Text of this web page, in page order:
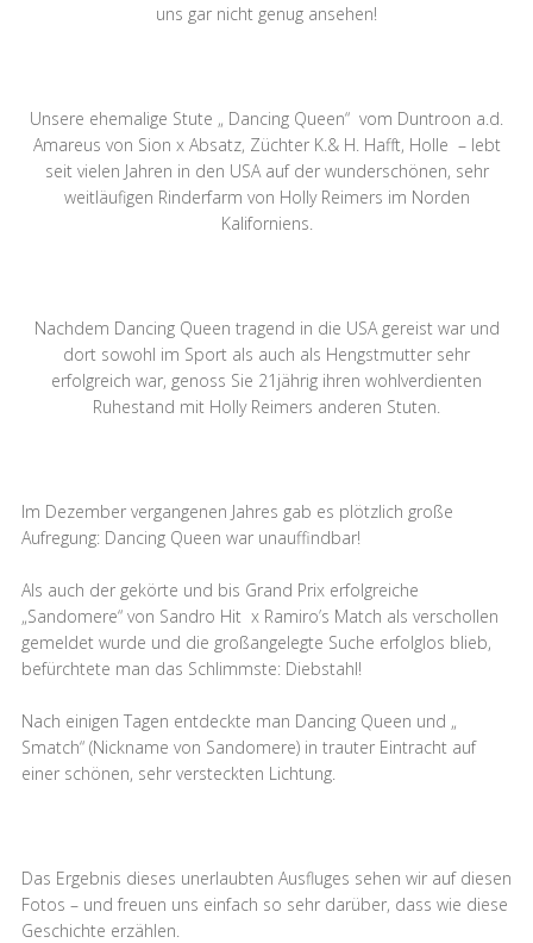
uns gar nicht genug ansehen!
Unsere ehemalige Stute „ Dancing Queen“ vom Duntroon a.d.
Amareus von Sion x Absatz, Züchter K.& H. Hafft, Holle – lebt
seit vielen Jahren in den USA auf der wunderschönen, sehr
weitläufigen Rinderfarm von Holly Reimers im Norden
Kaliforniens.
Nachdem Dancing Queen tragend in die USA gereist war und
dort sowohl im Sport als auch als Hengstmutter sehr
erfolgreich war, genoss Sie 21jährig ihren wohlverdienten
Ruhestand mit Holly Reimers anderen Stuten.
Im Dezember vergangenen Jahres gab es plötzlich große
Aufregung: Dancing Queen war unauffindbar!
Als auch der gekörte und bis Grand Prix erfolgreiche
„Sandomere“ von Sandro Hit x Ramiro’s Match als verschollen
gemeldet wurde und die großangelegte Suche erfolglos blieb,
befürchtete man das Schlimmste: Diebstahl!
Nach einigen Tagen entdeckte man Dancing Queen und „
Smatch“ (Nickname von Sandomere) in trauter Eintracht auf
einer schönen, sehr versteckten Lichtung.
Das Ergebnis dieses unerlaubten Ausfluges sehen wir auf diesen
Fotos – und freuen uns einfach so sehr darüber, dass wie diese
Geschichte erzählen.